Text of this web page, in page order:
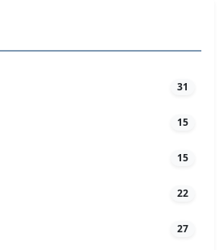
31
15
15
22
27